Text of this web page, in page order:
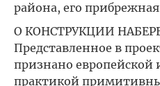
района, его
О КОНСТРУКЦИИ
Представленное в
признано европейской
практикой